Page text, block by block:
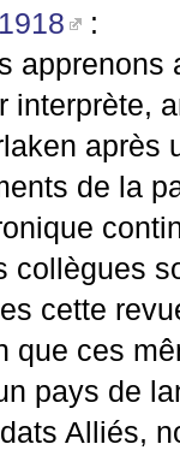
:
apprenons
interprète,
après
de la
collègues
cette
que ces
pays de
Alliés,